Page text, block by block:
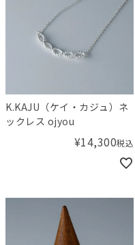
K.KAJU（ケイ・カジュ）ネ
ックレス ojyou
¥14,300税込